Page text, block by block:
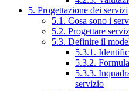
5. Progettazione dei servizi
5.1. Cosa sono i
5.2. Progettare
5.3. Definire il
5.3.1.
5.3.2.
5.3.3.
servizio